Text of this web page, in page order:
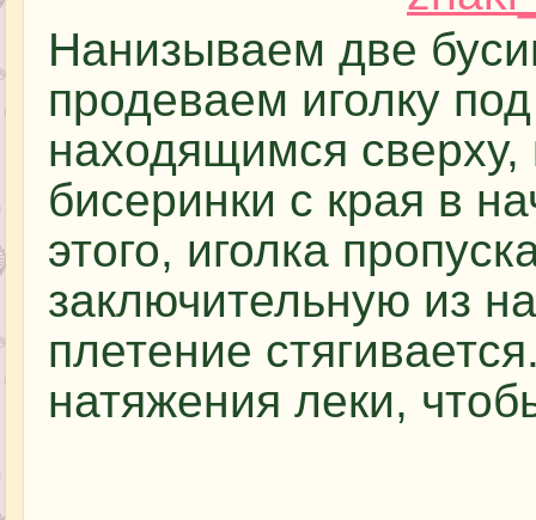
Нанизываем две
продеваем иголку
находящимся сверху,
бисеринки с края в
этого, иголка
заключительную из
плетение
натяжения леки,